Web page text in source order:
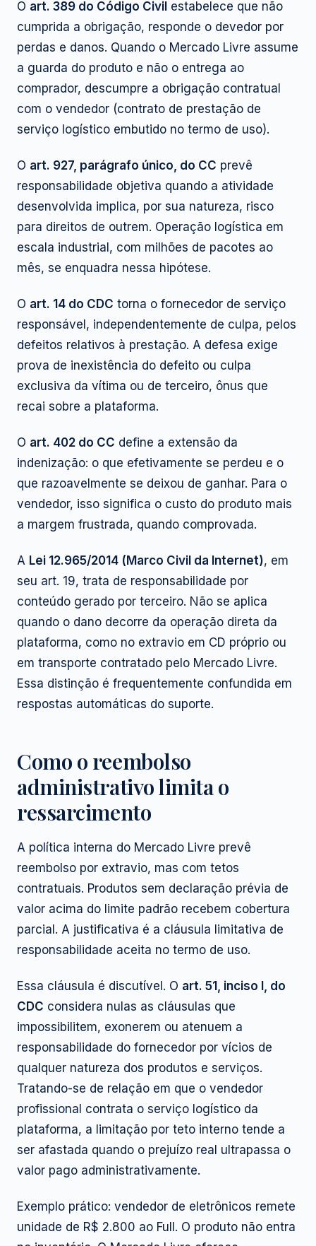
O art. 389 do Código Civil estabelece que não
cumprida a obrigação, responde o devedor por
perdas e danos. Quando o Mercado Livre assume
a guarda do produto e não o entrega ao
comprador, descumpre a obrigação contratual
com o vendedor (contrato de prestação de
serviço logístico embutido no termo de uso).
O art. 927, parágrafo único, do CC prevê
responsabilidade objetiva quando a atividade
desenvolvida implica, por sua natureza, risco
para direitos de outrem. Operação logística em
escala industrial, com milhões de pacotes ao
mês, se enquadra nessa hipótese.
O art. 14 do CDC torna o fornecedor de serviço
responsável, independentemente de culpa, pelos
defeitos relativos à prestação. A defesa exige
prova de inexistência do defeito ou culpa
exclusiva da vítima ou de terceiro, ônus que
recai sobre a plataforma.
O art. 402 do CC define a extensão da
indenização: o que efetivamente se perdeu e o
que razoavelmente se deixou de ganhar. Para o
vendedor, isso significa o custo do produto mais
a margem frustrada, quando comprovada.
A Lei 12.965/2014 (Marco Civil da Internet), em
seu art. 19, trata de responsabilidade por
conteúdo gerado por terceiro. Não se aplica
quando o dano decorre da operação direta da
plataforma, como no extravio em CD próprio ou
em transporte contratado pelo Mercado Livre.
Essa distinção é frequentemente confundida em
respostas automáticas do suporte.
Como o reembolso
administrativo limita o
ressarcimento
A política interna do Mercado Livre prevê
reembolso por extravio, mas com tetos
contratuais. Produtos sem declaração prévia de
valor acima do limite padrão recebem cobertura
parcial. A justificativa é a cláusula limitativa de
responsabilidade aceita no termo de uso.
Essa cláusula é discutível. O art. 51, inciso I, do
CDC considera nulas as cláusulas que
impossibilitem, exonerem ou atenuem a
responsabilidade do fornecedor por vícios de
qualquer natureza dos produtos e serviços.
Tratando-se de relação em que o vendedor
profissional contrata o serviço logístico da
plataforma, a limitação por teto interno tende a
ser afastada quando o prejuízo real ultrapassa o
valor pago administrativamente.
Exemplo prático: vendedor de eletrônicos remete
unidade de R$ 2.800 ao Full. O produto não entra